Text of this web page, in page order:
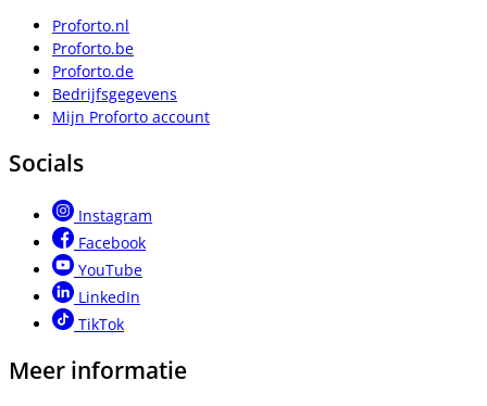
Proforto.nl
Proforto.be
Proforto.de
Bedrijfsgegevens
Mijn Proforto account
Socials
Instagram
Facebook
YouTube
LinkedIn
TikTok
Meer informatie